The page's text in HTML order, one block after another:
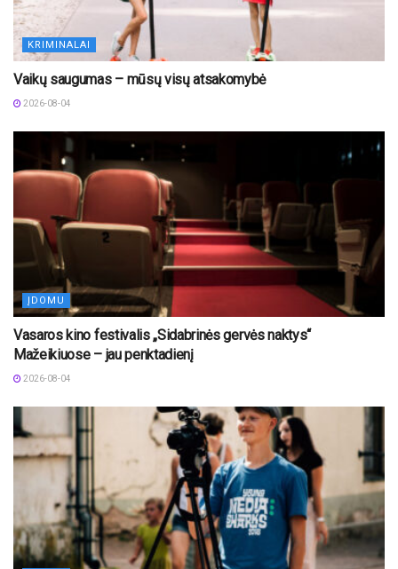
KRIMINALAI
Vaikų saugumas – mūsų visų atsakomybė
2026-08-04
ĮDOMU
Vasaros kino festivalis „Sidabrinės gervės naktys“
Mažeikiuose – jau penktadienį
2026-08-04